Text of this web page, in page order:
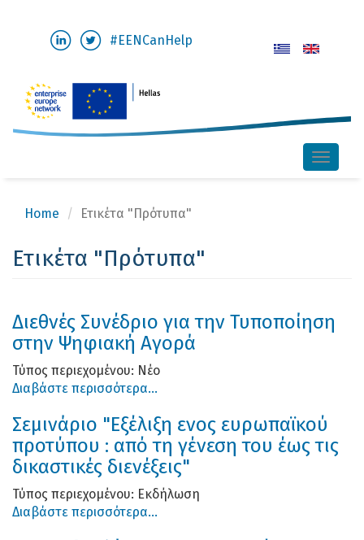
#EENCanHelp
Toggle
Home Ετικέτα "Πρότυπα"
Ετικέτα "Πρότυπα"
Διεθνές Συνέδριο για την Τυποποίηση
στην Ψηφιακή Αγορά
Τύπος περιεχομένου: Νέο
Διαβάστε περισσότερα...
Σεμινάριο "Εξέλιξη ενος ευρωπαϊκού
προτύπου : από τη γένεση του έως τις
δικαστικές διενέξεις"
Τύπος περιεχομένου: Εκδήλωση
Διαβάστε περισσότερα...